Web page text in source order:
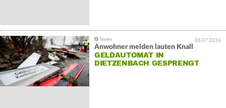
08.07.2026
Anwohner melden lauten Knall
GELDAUTOMAT IN
DIETZENBACH GESPRENGT